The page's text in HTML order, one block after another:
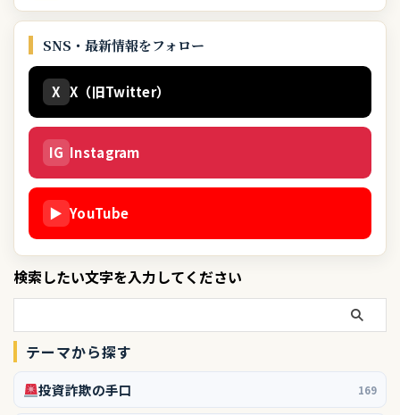
SNS・最新情報をフォロー
X X（旧Twitter）
IG Instagram
▶ YouTube
検索したい文字を入力してください
テーマから探す
投資詐欺の手口 169